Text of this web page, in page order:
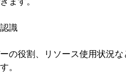
識
役割、リソース使用状況な
。